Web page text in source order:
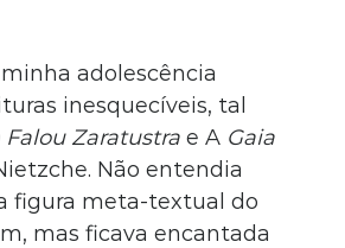
adolescência
inesquecíveis, tal
Falou Zaratustra e A Gaia
Não entendia
figura meta-textual do
mas ficava encantada